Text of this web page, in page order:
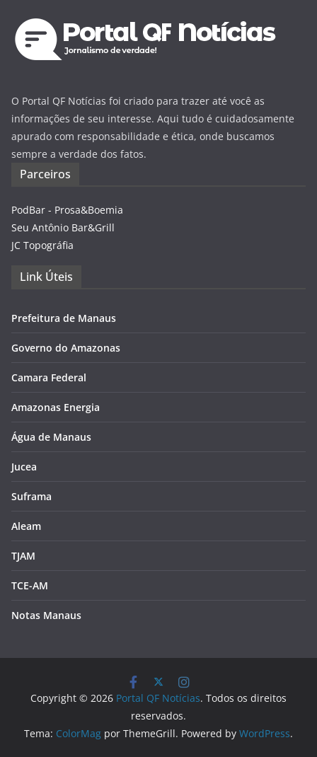
O Portal QF Notícias foi criado para trazer até você as
informações de seu interesse. Aqui tudo é cuidadosamente
apurado com responsabilidade e ética, onde buscamos
sempre a verdade dos fatos.
Parceiros
PodBar - Prosa&Boemia
Seu Antônio Bar&Grill
JC Topográfia
Link Úteis
Prefeitura de Manaus
Governo do Amazonas
Camara Federal
Amazonas Energia
Água de Manaus
Jucea
Suframa
Aleam
TJAM
TCE-AM
Notas Manaus
Copyright © 2026 Portal QF Notícias. Todos os direitos
reservados.
Tema: ColorMag por ThemeGrill. Powered by WordPress.